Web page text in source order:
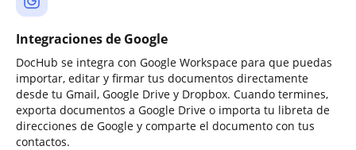
Integraciones de Google
DocHub se integra con Google Workspace para que puedas
importar, editar y firmar tus documentos directamente
desde tu Gmail, Google Drive y Dropbox. Cuando termines,
exporta documentos a Google Drive o importa tu libreta de
direcciones de Google y comparte el documento con tus
contactos.